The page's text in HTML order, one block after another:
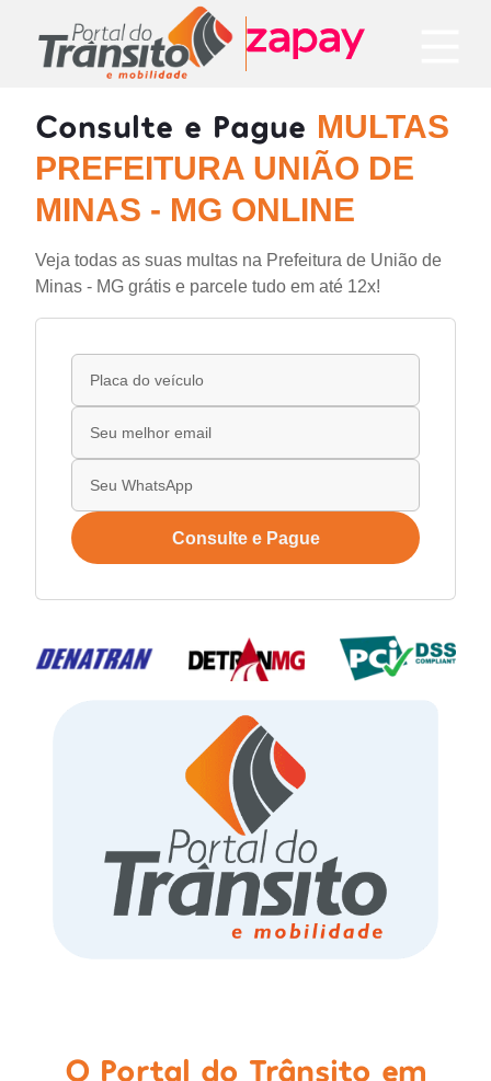
Consulte e Pague MULTAS
PREFEITURA UNIÃO DE
MINAS - MG ONLINE
Veja todas as suas multas na Prefeitura de União de
Minas - MG grátis e parcele tudo em até 12x!
Consulte e Pague
O Portal do Trânsito em